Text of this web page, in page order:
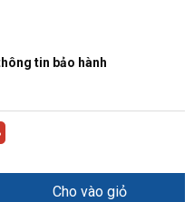
tin bảo hành
Cho vào giỏ